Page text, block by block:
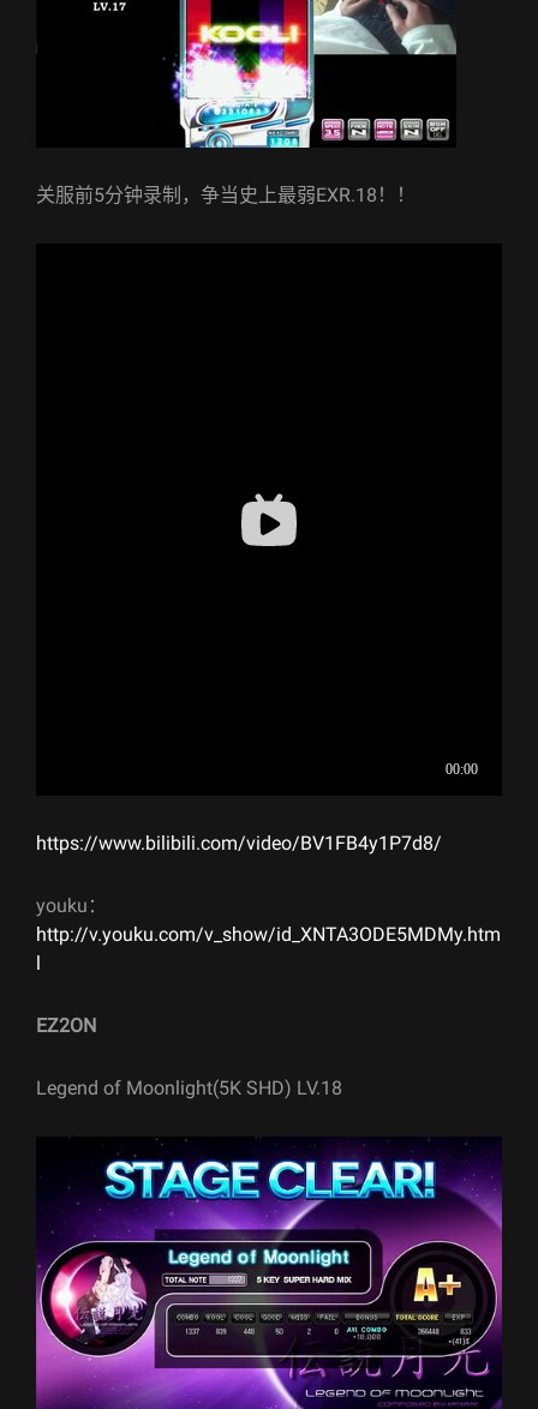
关服前5分钟录制，争当史上最弱EXR.18！！
https://www.bilibili.com/video/BV1FB4y1P7d8/
youku：
http://v.youku.com/v_show/id_XNTA3ODE5MDMy.htm
l
EZ2ON
Legend of Moonlight(5K SHD) LV.18